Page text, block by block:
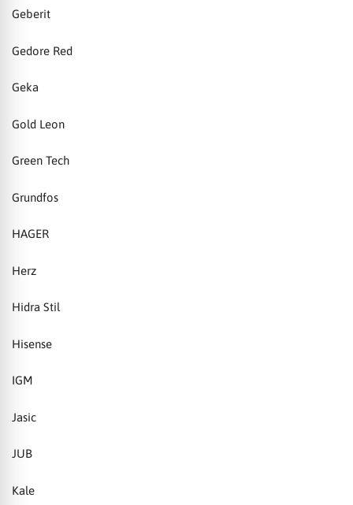
Geberit
Gedore Red
Geka
Gold Leon
Green Tech
Grundfos
HAGER
Herz
Hidra Stil
Hisense
IGM
Jasic
JUB
Kale